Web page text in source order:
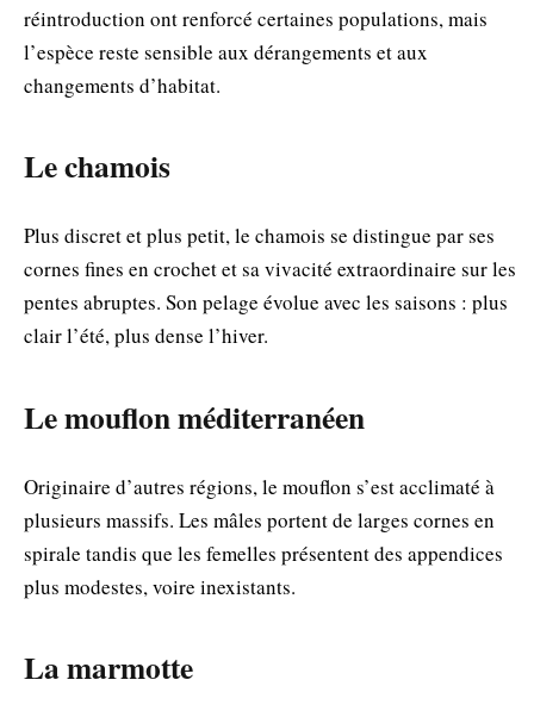
réintroduction ont renforcé certaines populations, mais
l’espèce reste sensible aux dérangements et aux
changements d’habitat.
Le chamois
Plus discret et plus petit, le chamois se distingue par ses
cornes fines en crochet et sa vivacité extraordinaire sur les
pentes abruptes. Son pelage évolue avec les saisons : plus
clair l’été, plus dense l’hiver.
Le mouflon méditerranéen
Originaire d’autres régions, le mouflon s’est acclimaté à
plusieurs massifs. Les mâles portent de larges cornes en
spirale tandis que les femelles présentent des appendices
plus modestes, voire inexistants.
La marmotte